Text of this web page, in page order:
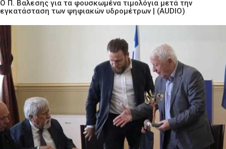
Ο Π. Βαλεσης για τα φουσκωμένα τιμολόγια μετά την
εγκατάσταση των ψηφιακών υδρομέτρων | (AUDIO)